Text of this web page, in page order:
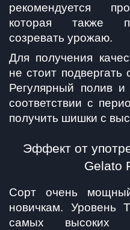
рекомендуется
которая также
созревать урожаю.
Для получения
не стоит подвергать
Регулярный полив
соответствии с
получить шишки с
Эффект от
Gelato
Сорт очень
новичкам. Уровень
самых высоких